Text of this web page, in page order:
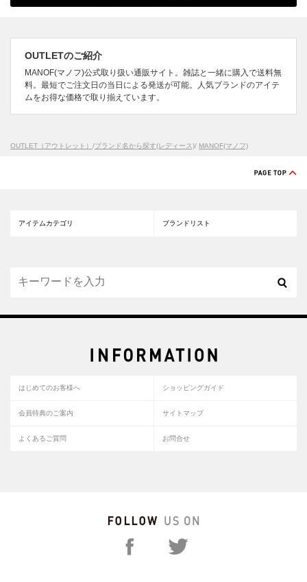
OUTLETのご紹介
MANOF(マノフ)公式取り扱い通販サイト。雑誌と一緒に購入で送料無
料。最短でご注文日の当日による発送が可能。人気ブランドのアイテ
ムをお得な価格で取り揃えています。
OUTLET（アウトレット） /ブランド名から探す(レディース)/ MANOF(マノフ)
アイテムカテゴリ ブランドリスト
はじめてのお客様へ ショッピングガイド
会員特典のご案内 サイトマップ
よくあるご質問 お問合せ